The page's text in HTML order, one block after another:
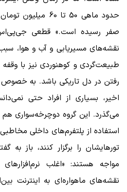
حدود ماهی 50 تا 60
صفر رسیده است.» قطعی
نقشه‌های مسیریابی و آب و هوا،
طبیعت‌گردی و کوهنوردی نیز با
رفتن در دل تاریکی باشد. به خصوص
اخیر، بسیاری از افراد حتی
می‌گذرد. این گروه دوچرخه‌سواری
استفاده از پلتفرم‌های داخلی
تورهایشان را برگزار کنند، باز به
مواجه هستند: «اغلب
نقشه‌های ماهواره‌ای به اینترنت